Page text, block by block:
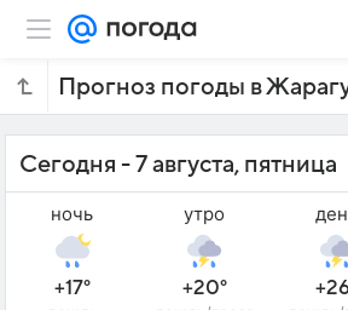
Сегодня - 7 августа, пятница
ночь
+17°
утро
+20°